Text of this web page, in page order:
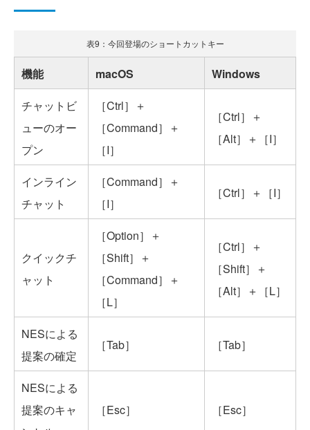
表9：今回登場のショートカットキー
機能 macOS
Windows
チャットビ
ューのオー
プン
［Ctrl］＋
［Command］＋
［I］
［Ctrl］＋
［Alt］＋［I］
インライン
チャット
［Command］＋
［I］
［Ctrl］＋［I］
クイックチ
ャット
［Option］＋
［Shift］＋
［Command］＋
［L］
［Ctrl］＋
［Shift］＋
［Alt］＋［L］
NESによる
提案の確定
［Tab］ ［Tab］
NESによる
提案のキャ
［Esc］ ［Esc］